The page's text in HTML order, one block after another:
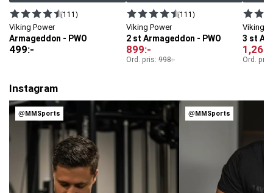
(111)
Viking Power
Armageddon - PWO
499:-
(111)
Viking Power
2 st Armageddon - PWO
899:-
Ord. pris:998:-
Viking
3 st
1,269
Ord.
Instagram
@MMSports @MMSports